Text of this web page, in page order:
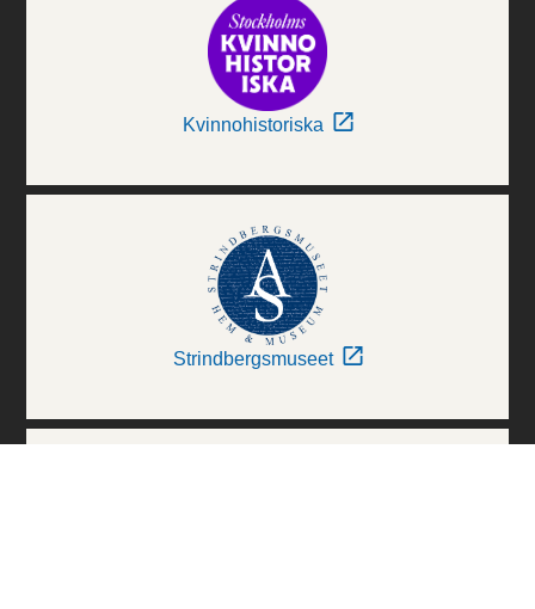
Kvinnohistoriska
Strindbergsmuseet